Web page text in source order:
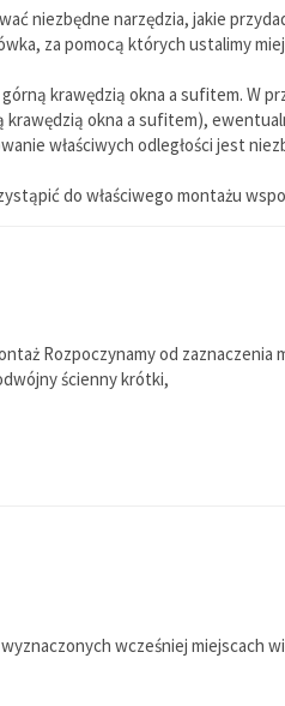
niezbędne narzędzia, jakie
za pomocą których ustalimy
krawędzią okna a sufitem. W
krawędzią okna a sufitem),
właściwych odległości jest
do właściwego montażu
Rozpoczynamy od
ścienny krótki,
wcześniej miejscach